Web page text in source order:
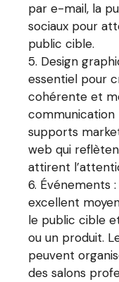
par e-mail, la
sociaux pour
public cible.
Design
essentiel pour
cohérente et
communication
supports
web qui
attirent
Événements
excellent
le public cible
ou un produit.
peuvent
des salons